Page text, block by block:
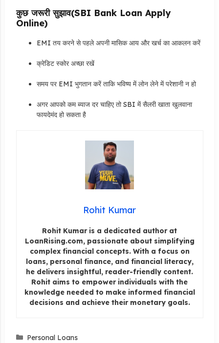
कुछ जरूरी सुझाव(SBI Bank Loan Apply
Online)
EMI तय करने से पहले अपनी मासिक आय और खर्च का आकलन करें
क्रेडिट स्कोर अच्छा रखें
समय पर EMI भुगतान करें ताकि भविष्य में लोन लेने में परेशानी न हो
अगर आपको कम ब्याज दर चाहिए तो SBI में सैलरी खाता खुलवाना
फायदेमंद हो सकता है
Rohit Kumar
Rohit Kumar is a dedicated author at
LoanRising.com, passionate about simplifying
complex financial concepts. With a focus on
loans, personal finance, and financial literacy,
he delivers insightful, reader-friendly content.
Rohit aims to empower individuals with the
knowledge needed to make informed financial
decisions and achieve their monetary goals.
Categories
Personal Loans